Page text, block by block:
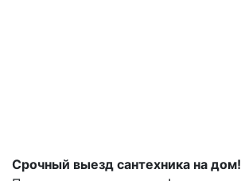
Срочный выезд сантехника на дом!